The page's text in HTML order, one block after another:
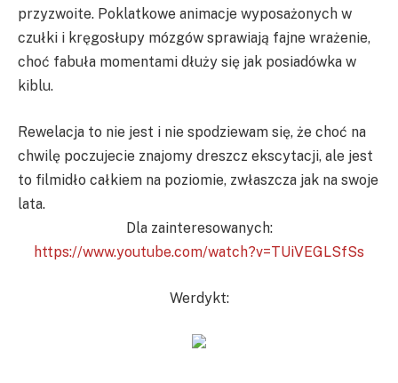
przyzwoite. Poklatkowe animacje wyposażonych w
czułki i kręgosłupy mózgów sprawiają fajne wrażenie,
choć fabuła momentami dłuży się jak posiadówka w
kiblu.
Rewelacja to nie jest i nie spodziewam się, że choć na
chwilę poczujecie znajomy dreszcz ekscytacji, ale jest
to filmidło całkiem na poziomie, zwłaszcza jak na swoje
lata.
Dla zainteresowanych:
https://www.youtube.com/watch?v=TUiVEGLSfSs
Werdykt: